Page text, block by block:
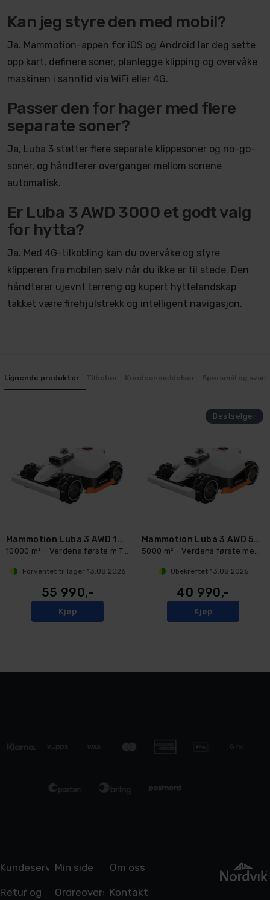
Kan jeg styre den med mobil?
Ja. Mammotion-appen for iOS og Android lar deg sette
opp kart, definere soner, planlegge klipping og overvåke
maskinen i sanntid via WiFi eller 4G.
Passer den for hager med flere
separate soner?
Ja, Luba 3 støtter flere separate klippesoner og no-go-
soner, og håndterer overganger mellom sonene
automatisk.
Er Luba 3 AWD 3000 et godt valg
for hytta?
Ja. Med 4G-tilkobling kan du overvåke og styre
klipperen fra mobilen selv når du ikke er til stede. Den
håndterer ujevnt terreng og kupert hyttelandskap
takket være firehjulstrekk og intelligent navigasjon.
Lignende produkter Tilbehør Kundeanmeldelser Spørsmål og svar:
Mammotion Luba 3 AWD 10000 robotklipper
10000 m² - Verdens første m Tri-Fusion
Forventet til lager 13.08.2026
55 990,-
Kjøp
Mammotion Luba 3 AWD 5000 robotklipper
Ubekreftet 13.08.2026
40 990,-
Kjøp
Kundeservice
Retur og
Min side
Ordreoversikt
Om oss
Kontakt